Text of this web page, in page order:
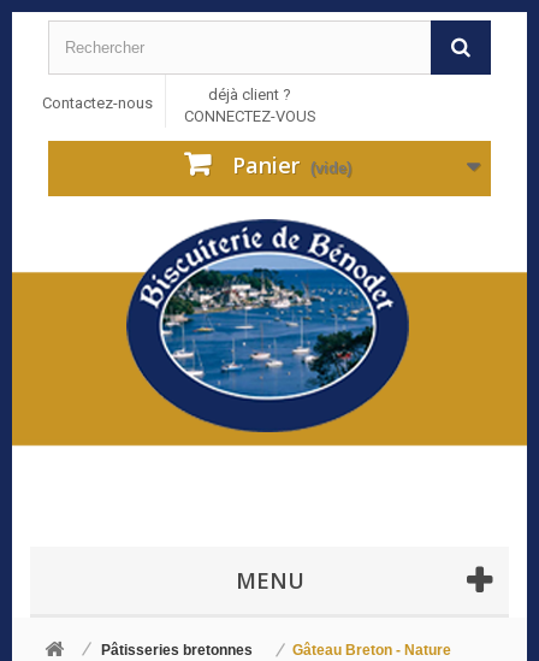
Contactez-nous
déjà client ?
CONNECTEZ-VOUS
Panier (vide)
MENU
Pâtisseries bretonnes Gâteau Breton - Nature